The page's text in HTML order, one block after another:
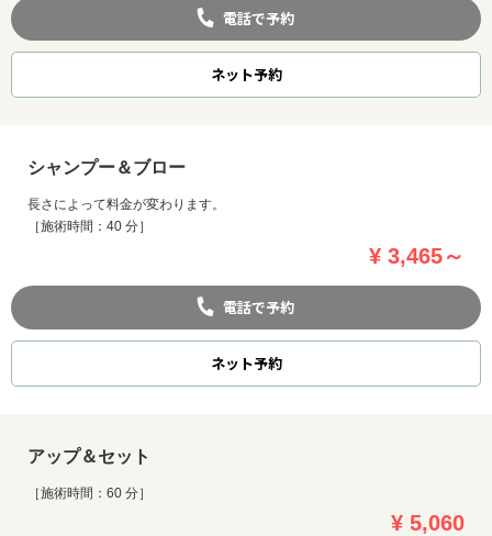
電話で予約
ネット予約
シャンプー＆ブロー
長さによって料金が変わります。
［施術時間：40 分］
¥ 3,465～
電話で予約
ネット予約
アップ＆セット
［施術時間：60 分］
¥ 5,060